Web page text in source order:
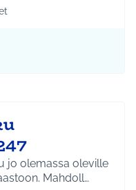
Liikunta ja
jo olemassa oleville
reiteille tai pyöräcrossirata maastoon. Mahdoll…